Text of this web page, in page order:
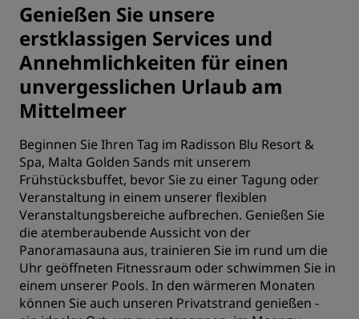
Genießen Sie unsere
erstklassigen Services und
Annehmlichkeiten für einen
unvergesslichen Urlaub am
Mittelmeer
Beginnen Sie Ihren Tag im Radisson Blu Resort &
Spa, Malta Golden Sands mit unserem
Frühstücksbuffet, bevor Sie zu einer Tagung oder
Veranstaltung in einem unserer flexiblen
Veranstaltungsbereiche aufbrechen. Genießen Sie
die atemberaubende Aussicht von der
Panoramasauna aus, trainieren Sie im rund um die
Uhr geöffneten Fitnessraum oder schwimmen Sie in
einem unserer Pools. In den wärmeren Monaten
können Sie auch unseren Privatstrand genießen -